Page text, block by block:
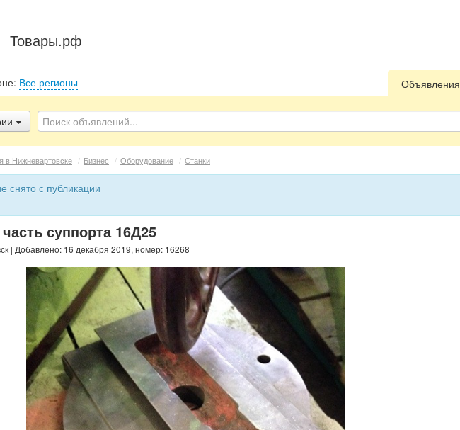
Товары.рф
Все регионы Объявления
в Нижневартовске / Бизнес / Оборудование / Станки
снято с публикации
суппорта 16Д25
| Добавлено: 16 декабря 2019, номер: 16268